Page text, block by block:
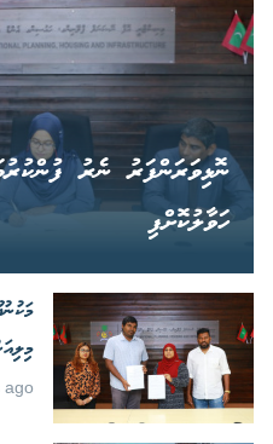
ނޮޅިވަރަންފަރު ނެރު
ހަވާލުކޮށްފި
ago